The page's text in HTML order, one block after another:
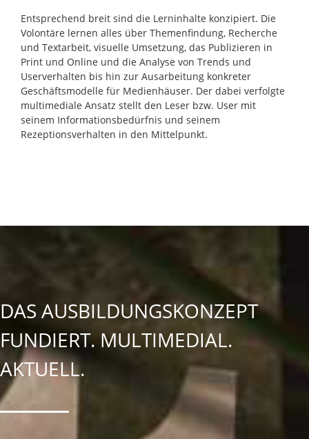
Entsprechend breit sind die Lerninhalte konzipiert. Die
Volontäre lernen alles über Themenfindung, Recherche
und Textarbeit, visuelle Umsetzung, das Publizieren in
Print und Online und die Analyse von Trends und
Userverhalten bis hin zur Ausarbeitung konkreter
Geschäftsmodelle für Medienhäuser. Der dabei verfolgte
multimediale Ansatz stellt den Leser bzw. User mit
seinem Informationsbedürfnis und seinem
Rezeptionsverhalten in den Mittelpunkt.
DAS AUSBILDUNGSKONZEPT
FUNDIERT. MULTIMEDIAL.
AKTUELL.